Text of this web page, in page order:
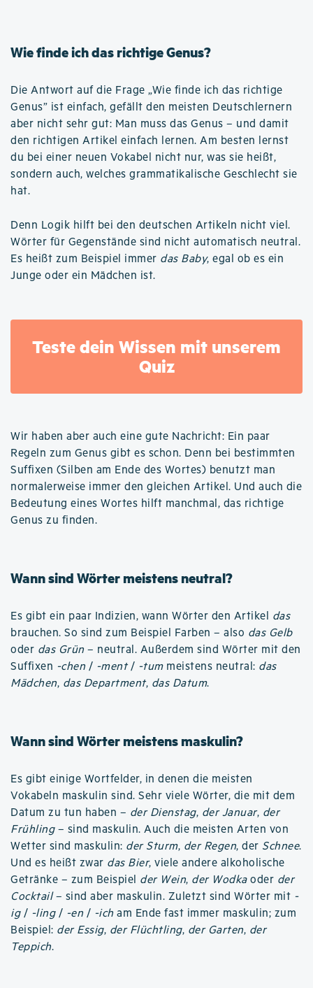
Wie finde ich das richtige Genus?
Die Antwort auf die Frage „Wie finde ich das richtige
Genus” ist einfach, gefällt den meisten Deutschlernern
aber nicht sehr gut: Man muss das Genus – und damit
den richtigen Artikel einfach lernen. Am besten lernst
du bei einer neuen Vokabel nicht nur, was sie heißt,
sondern auch, welches grammatikalische Geschlecht sie
hat.
Denn Logik hilft bei den deutschen Artikeln nicht viel.
Wörter für Gegenstände sind nicht automatisch neutral.
Es heißt zum Beispiel immer das Baby, egal ob es ein
Junge oder ein Mädchen ist.
Teste dein Wissen mit unserem
Quiz
Wir haben aber auch eine gute Nachricht: Ein paar
Regeln zum Genus gibt es schon. Denn bei bestimmten
Suffixen (Silben am Ende des Wortes) benutzt man
normalerweise immer den gleichen Artikel. Und auch die
Bedeutung eines Wortes hilft manchmal, das richtige
Genus zu finden.
Wann sind Wörter meistens neutral?
Es gibt ein paar Indizien, wann Wörter den Artikel das
brauchen. So sind zum Beispiel Farben – also das Gelb
oder das Grün – neutral. Außerdem sind Wörter mit den
Suffixen -chen / -ment/ -tummeistens neutral: das
Mädchen, das Department, das Datum.
Wann sind Wörter meistens maskulin?
Es gibt einige Wortfelder, in denen die meisten
Vokabeln maskulin sind. Sehr viele Wörter, die mit dem
Datum zu tun haben – der Dienstag, der Januar, der
Frühling– sind maskulin. Auch die meisten Arten von
Wetter sind maskulin: der Sturm, der Regen, der Schnee.
Und es heißt zwar das Bier, viele andere alkoholische
Getränke – zum Beispiel der Wein, der Wodkaoder der
Cocktail– sind aber maskulin. Zuletzt sind Wörter mit -
ig/ -ling/ -en / -ich am Ende fast immer maskulin; zum
Beispiel: der Essig, der Flüchtling, der Garten, der
Teppich.